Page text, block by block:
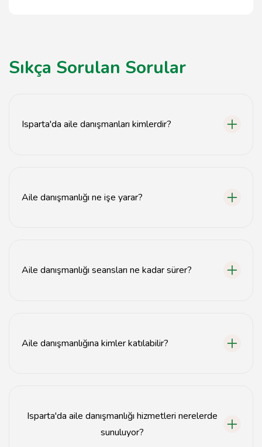
Sıkça Sorulan Sorular
Isparta'da aile danışmanları kimlerdir?
Aile danışmanlığı ne işe yarar?
Aile danışmanlığı seansları ne kadar sürer?
Aile danışmanlığına kimler katılabilir?
Isparta'da aile danışmanlığı hizmetleri nerelerde
sunuluyor?